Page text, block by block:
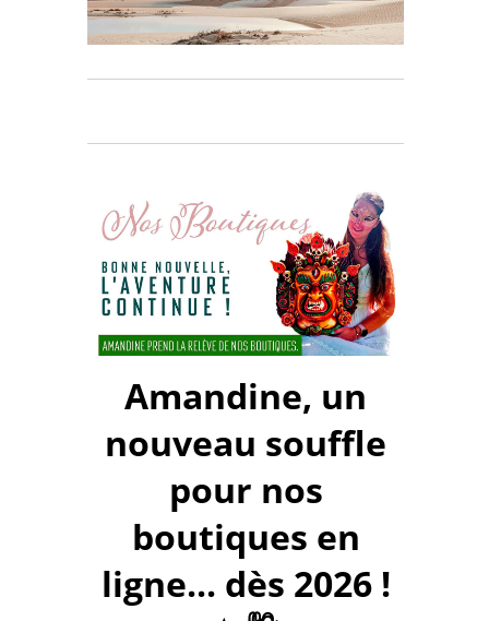
Amandine, un
nouveau souffle
pour nos
boutiques en
ligne... dès 2026 !